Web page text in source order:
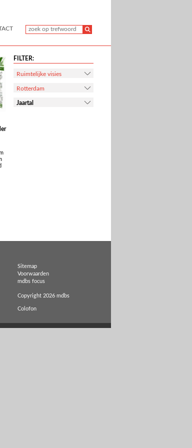
FILTER:
Ruimtelijke visies
Rotterdam
Jaartal
Sitemap
Voorwaarden
mdbs focus
Copyright 2026 mdbs
Colofon